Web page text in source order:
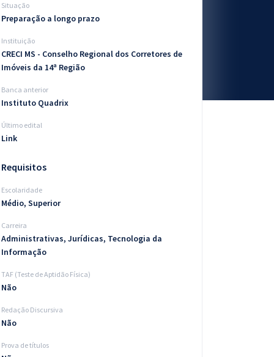
Situação
Preparação a longo prazo
Instituição
CRECI MS - Conselho Regional dos Corretores de
Imóveis da 14ª Região
Banca anterior
Instituto Quadrix
Último edital
Link
Requisitos
Escolaridade
Médio, Superior
Carreira
Administrativas, Jurídicas, Tecnologia da
Informação
TAF (Teste de Aptidão Física)
Não
Redação Discursiva
Não
Prova de títulos